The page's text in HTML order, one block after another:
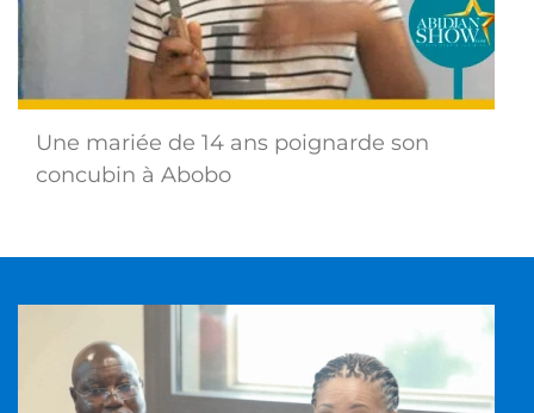
Une mariée de 14 ans poignarde son
concubin à Abobo